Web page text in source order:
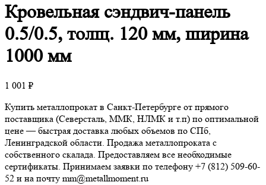
Кровельнаясэндвич-панель
0.5/0.5, толщ. 120 мм, ширина
1000 мм
1 001 ₽
Купить металлопрокат в Санкт-Петербурге от прямого
поставщика (Северсталь, ММК, НЛМК и т.п) по оптимальной
цене — быстрая доставка любых объемов по СПб,
Ленинградской области. Продажа металлопроката с
собственного скалада. Предоставляем все необходимые
сертификаты. Принимаем заявки по телефону +7 (812) 509-60-
52 и на почту mm@metallmoment.ru